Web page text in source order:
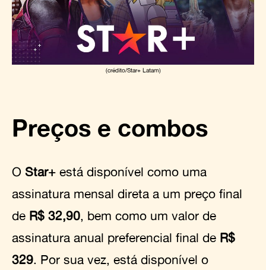
(crédito/Star+ Latam)
Preços e combos
O Star+ está disponível como uma
assinatura mensal direta a um preço final
de R$ 32,90, bem como um valor de
assinatura anual preferencial final de R$
329. Por sua vez, está disponível o